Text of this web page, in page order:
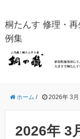
桐たんす 修理・
例集
ホーム / 2026年 3月
2026年 3